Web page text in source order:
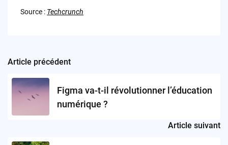
Source : Techcrunch
Post
navigation
Article précédent
Figma va-t-il révolutionner l’éducation
numérique ?
Article suivant